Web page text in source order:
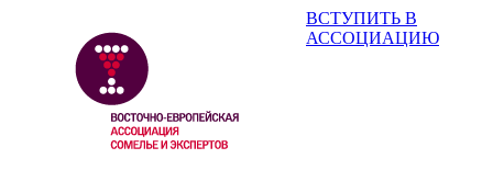
ВСТУПИТЬ В
АССОЦИАЦИЮ